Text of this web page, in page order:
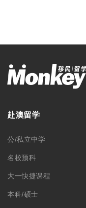
赴澳留学
公/私立中学
名校预科
大一快捷课程
本科/硕士